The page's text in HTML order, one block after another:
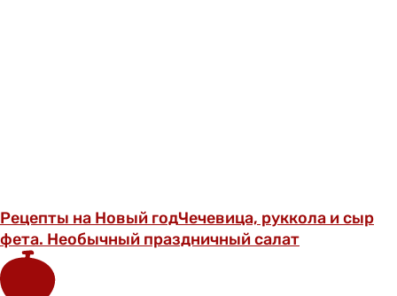
Рецепты на Новый годЧечевица, руккола и сыр
фета. Необычный праздничный салат